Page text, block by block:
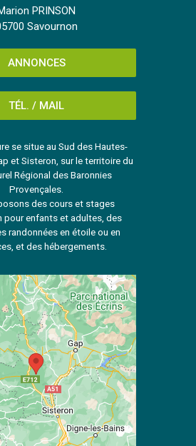
PRINSON
Savournon
ANNONCES
TÉL. / MAIL
se situe au Sud des Hautes-
et Sisteron, sur le territoire du
Régional des Baronnies
Provençales.
des cours et stages
pour enfants et adultes, des
randonnées en étoile ou en
et des hébergements.